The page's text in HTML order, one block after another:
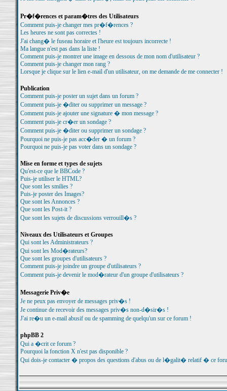
Pr�f�rences et param�tres des Utilisateurs
Comment puis-je changer mes pr�f�rences ?
Les heures ne sont pas correctes !
J'ai chang� le fuseau horaire et l'heure est toujours incorrecte !
Ma langue n'est pas dans la liste !
Comment puis-je montrer une image en dessous de mon nom d'utilisateur ?
Comment puis-je changer mon rang ?
Lorsque je clique sur le lien e-mail d'un utilisateur, on me demande de me connecter !
Publication
Comment puis-je poster un sujet dans un forum ?
Comment puis-je �diter ou supprimer un message ?
Comment puis-je ajouter une signature � mon message ?
Comment puis-je cr�er un sondage ?
Comment puis-je �diter ou supprimer un sondage ?
Pourquoi ne puis-je pas acc�der � un forum ?
Pourquoi ne puis-je pas voter dans un sondage ?
Mise en forme et types de sujets
Qu'est-ce que le BBCode ?
Puis-je utiliser le HTML?
Que sont les smilies ?
Puis-je poster des Images?
Que sont les Annonces ?
Que sont les Post-it ?
Que sont les sujets de discussions verrouill�s ?
Niveaux des Utilisateurs et Groupes
Qui sont les Administrateurs ?
Qui sont les Mod�rateurs?
Que sont les groupes d'utilisateurs ?
Comment puis-je joindre un groupe d'utilisateurs ?
Comment puis-je devenir le mod�rateur d'un groupe d'utilisateurs ?
Messagerie Priv�e
Je ne peux pas envoyer de messages priv�s !
Je continue de recevoir des messages priv�s non-d�sir�s !
J'ai re�u un e-mail abusif ou de spamming de quelqu'un sur ce forum !
phpBB 2
Qui a �crit ce forum ?
Pourquoi la fonction X n'est pas disponible ?
Qui dois-je contacter � propos des questions d'abus ou de l�galit� relatif � ce